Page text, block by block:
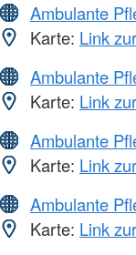
Ambulante
Karte: Link
Ambulante
Karte: Link
Ambulante
Karte: Link
Ambulante
Karte: Link